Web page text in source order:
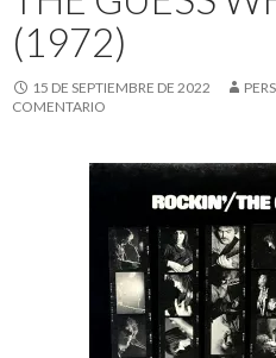
(1972)
15 DE SEPTIEMBRE DE 2022
COMENTARIO